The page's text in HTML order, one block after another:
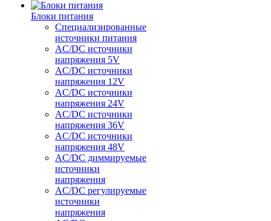
Блоки питания
Специализированные
источники питания
AC/DC источники
напряжения 5V
AC/DC источники
напряжения 12V
AC/DC источники
напряжения 24V
AC/DC источники
напряжения 36V
AC/DC источники
напряжения 48V
AC/DC диммируемые
источники
напряжения
AC/DC регулируемые
источники
напряжения